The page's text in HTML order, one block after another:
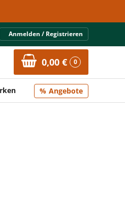
Anmelden / Registrieren
0,00 € 0
Angebote